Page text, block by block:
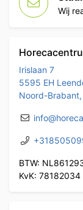
Wij
Irislaan 7
5595 EH
Noord-
BTW:
KvK: 78182034